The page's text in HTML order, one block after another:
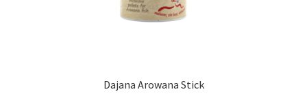
Dajana Arowana Stick